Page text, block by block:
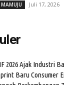
MAMUJU Juli 17, 2026
2026 Ajak Industri
Baru Consumer